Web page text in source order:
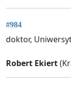
#984
doktor,
Robert Ekiert